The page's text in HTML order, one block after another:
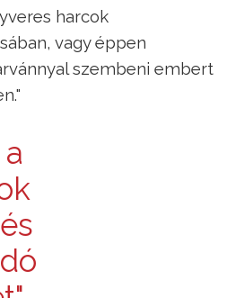
harcok
vagy éppen
szembeni embert